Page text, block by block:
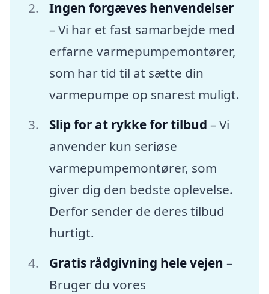
Ingen forgæves henvendelser
– Vi har et fast samarbejde med
erfarne varmepumpemontører,
som har tid til at sætte din
varmepumpe op snarest muligt.
Slip for at rykke for tilbud – Vi
anvender kun seriøse
varmepumpemontører, som
giver dig den bedste oplevelse.
Derfor sender de deres tilbud
hurtigt.
Gratis rådgivning hele vejen –
Bruger du vores